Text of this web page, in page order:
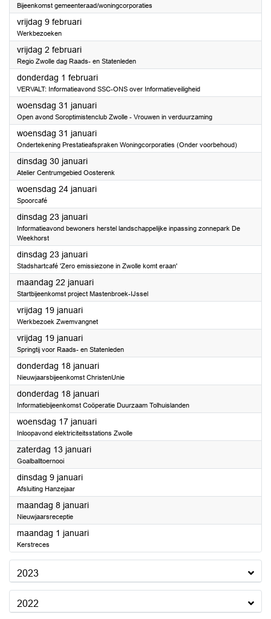
Bijeenkomst gemeenteraad/woningcorporaties
vrijdag 9 februari2024
Werkbezoeken
vrijdag 2 februari2024
Regio Zwolle dag Raads- en Statenleden
donderdag 1 februari2024
VERVALT: Informatieavond SSC-ONS over Informatieveiligheid
woensdag 31 januari2024
Open avond Soroptimistenclub Zwolle - Vrouwen in verduurzaming
woensdag 31 januari2024
Ondertekening Prestatieafspraken Woningcorporaties (Onder voorbehoud)
dinsdag 30 januari2024
Atelier Centrumgebied Oosterenk
woensdag 24 januari2024
Spoorcafé
dinsdag 23 januari2024
Informatieavond bewoners herstel landschappelijke inpassing zonnepark De
Weekhorst
dinsdag 23 januari2024
Stadshartcafé 'Zero emissiezone in Zwolle komt eraan'
maandag 22 januari2024
Startbijeenkomst project Mastenbroek-IJssel
vrijdag 19 januari2024
Werkbezoek Zwemvangnet
vrijdag 19 januari2024
Springtij voor Raads- en Statenleden
donderdag 18 januari2024
Nieuwjaarsbijeenkomst ChristenUnie
donderdag 18 januari2024
Informatiebijeenkomst Coöperatie Duurzaam Tolhuislanden
woensdag 17 januari2024
Inloopavond elektriciteitsstations Zwolle
zaterdag 13 januari2024
Goalballtoernooi
dinsdag 9 januari2024
Afsluiting Hanzejaar
maandag 8 januari2024
Nieuwjaarsreceptie
maandag 1 januari2024
Kerstreces
2023
2022